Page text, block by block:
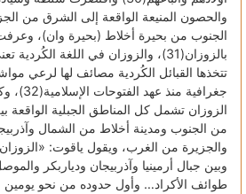
والحصون المنيعة الواقعة إلى الشرق من
الجنوب من بحيرة أخلاط (بحيرة وان)،
بالزوزان(31)، والزوزان في اللغة
تتخذها القبائل الكُردية مصائف لها لرعي
جغرافية
الزوزان تشمل كل المناطق الجبلية الواقعة
من الجنوب ومدينة أخلاط من الشمال
والجزيرة من الغرب، ويقول ياقوت:
وبين جبال أرمينيا وآذربيجان ودياربكر
طوائف الأكراد… وأول حدوده من نحو